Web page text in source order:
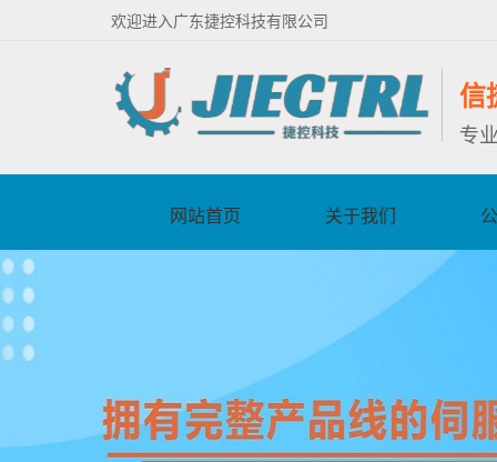
欢迎进入广东捷控科技有限公司
信
专
网站首页 关于我们